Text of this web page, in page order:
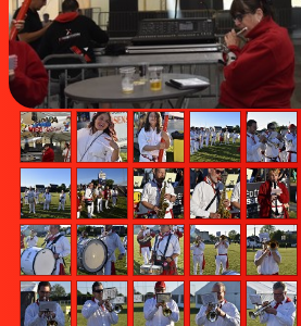
Accès membres
Liens